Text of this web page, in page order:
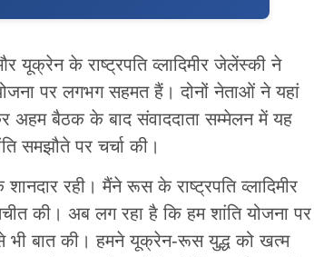
यूक्रेन के राष्ट्रपति व्लादिमीर जेलेंस्की ने
पर लगभग सहमत हैं। दोनों नेताओं ने यहां
अहम बैठक के बाद संवाददाता सम्मेलन में यह
समझौते पर चर्चा की।
रही। मैंने रूस के राष्ट्रपति व्लादिमीर
की। अब लग रहा है कि हम शांति योजना पर
बात की। हमने यूक्रेन-रूस युद्ध को खत्म